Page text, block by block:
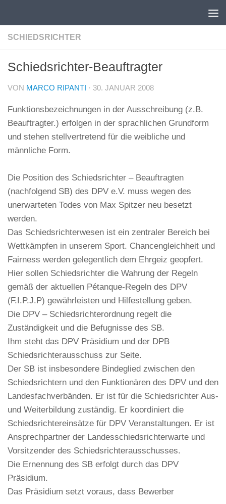
SCHIEDSRICHTER
Schiedsrichter-Beauftragter
VON MARCO RIPANTI · 30. JANUAR 2008
Funktionsbezeichnungen in der Ausschreibung (z.B.
Beauftragter.) erfolgen in der sprachlichen Grundform
und stehen stellvertretend für die weibliche und
männliche Form.
Die Position des Schiedsrichter – Beauftragten
(nachfolgend SB) des DPV e.V. muss wegen des
unerwarteten Todes von Max Spitzer neu besetzt
werden.
Das Schiedsrichterwesen ist ein zentraler Bereich bei
Wettkämpfen in unserem Sport. Chancengleichheit und
Fairness werden gelegentlich dem Ehrgeiz geopfert.
Hier sollen Schiedsrichter die Wahrung der Regeln
gemäß der aktuellen Pétanque-Regeln des DPV
(F.I.P.J.P) gewährleisten und Hilfestellung geben.
Die DPV – Schiedsrichterordnung regelt die
Zuständigkeit und die Befugnisse des SB.
Ihm steht das DPV Präsidium und der DPB
Schiedsrichterausschuss zur Seite.
Der SB ist insbesondere Bindeglied zwischen den
Schiedsrichtern und den Funktionären des DPV und den
Landesfachverbänden. Er ist für die Schiedsrichter Aus-
und Weiterbildung zuständig. Er koordiniert die
Schiedsrichtereinsätze für DPV Veranstaltungen. Er ist
Ansprechpartner der Landesschiedsrichterwarte und
Vorsitzender des Schiedsrichterausschusses.
Die Ernennung des SB erfolgt durch das DPV
Präsidium.
Das Präsidium setzt voraus, dass Bewerber